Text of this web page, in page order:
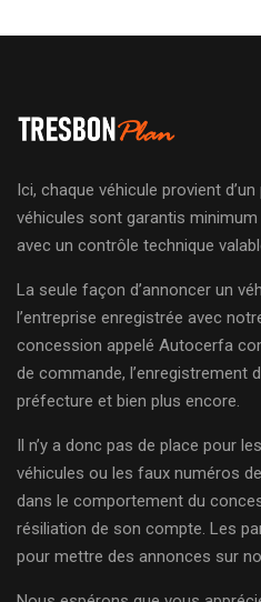
Ici, chaque véhicule provient
véhicules sont garantis
avec un contrôle technique
La seule façon d’annoncer un
l’entreprise enregistrée avec
concession appelé Autocerfa
de commande, l’enregistrement
préfecture et bien plus encore.
Il n’y a donc pas de place pour
véhicules ou les faux numéros
dans le comportement du
résiliation de son compte. Les
pour mettre des annonces sur